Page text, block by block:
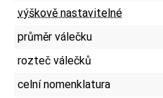
výškově nastavitelné
průměr válečku
rozteč válečků
celní nomenklatura